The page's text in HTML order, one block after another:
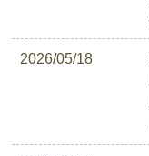
2026/05/18